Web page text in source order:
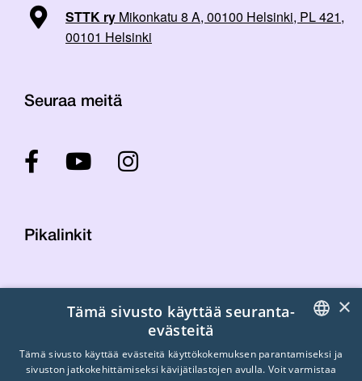
STTK ry Mikonkatu 8 A, 00100 Helsinki, PL 421,
00101 Helsinki
Seuraa meitä
Pikalinkit
Laskutustiedot
Tietosuojaseloste
Turvallisemman tilan periaatteet
FINNISH
×
Tämä sivusto käyttää seuranta-
evästeitä
Tämä sivusto käyttää evästeitä käyttökokemuksen parantamiseksi ja
sivuston jatkokehittämiseksi kävijätilastojen avulla. Voit varmistaa